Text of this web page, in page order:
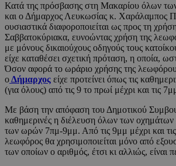
Κατά της πρόσβασης στη Μακαρίου όλων
και ο Δήμαρχος Λευκωσίας κ. Χαράλαμπος
ουσιαστικά διαφοροποιείται ως προς τη
Σαββατοκύριακα, ευνοώντας χρήση της
με μόνους δικαιούχους οδηγούς τους
είχε καταθέσει σχετική πρόταση, η οποία,
Όσον αφορά το ωράριο χρήσης της
οΔήμαρχος είχε προτείνει όπως τις
(για όλους) από τις 9 το πρωί μέχρι και τις
Με βάση την απόφαση του Δημοτικού
καθημερινές η διέλευση όλων των οχημάτων
των ωρών 7πμ-9μμ. Από τις 9μμ μέχρι και
λεωφόρος θα χρησιμοποιείται μόνο από
των οποίων ο αριθμός, έτσι κι αλλιώς, είναι